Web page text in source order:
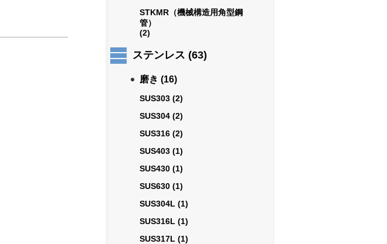
STKMR（機械構造用角型鋼
管）
(2)
ステンレス (63)
磨き (16)
SUS303 (2)
SUS304 (2)
SUS316 (2)
SUS403 (1)
SUS430 (1)
SUS630 (1)
SUS304L (1)
SUS316L (1)
SUS317L (1)